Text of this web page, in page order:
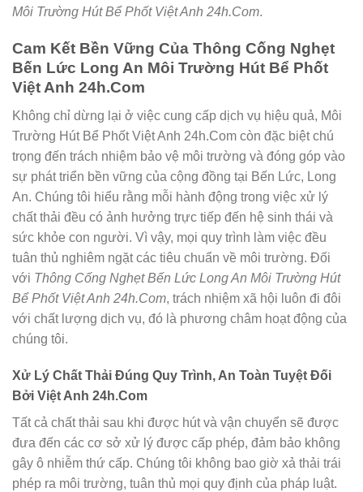
Môi Trường Hút Bể Phốt Việt Anh 24h.Com.
Cam Kết Bền Vững Của Thông Cống Nghẹt
Bến Lức Long An Môi Trường Hút Bể Phốt
Việt Anh 24h.Com
Không chỉ dừng lại ở việc cung cấp dịch vụ hiệu quả, Môi
Trường Hút Bể Phốt Việt Anh 24h.Com còn đặc biệt chú
trọng đến trách nhiệm bảo vệ môi trường và đóng góp vào
sự phát triển bền vững của cộng đồng tại Bến Lức, Long
An. Chúng tôi hiểu rằng mỗi hành động trong việc xử lý
chất thải đều có ảnh hưởng trực tiếp đến hệ sinh thái và
sức khỏe con người. Vì vậy, mọi quy trình làm việc đều
tuân thủ nghiêm ngặt các tiêu chuẩn về môi trường. Đối
với Thông Cống Nghẹt Bến Lức Long An Môi Trường Hút
Bể Phốt Việt Anh 24h.Com, trách nhiệm xã hội luôn đi đôi
với chất lượng dịch vụ, đó là phương châm hoạt động của
chúng tôi.
Xử Lý Chất Thải Đúng Quy Trình, An Toàn Tuyệt Đối
Bởi Việt Anh 24h.Com
Tất cả chất thải sau khi được hút và vận chuyển sẽ được
đưa đến các cơ sở xử lý được cấp phép, đảm bảo không
gây ô nhiễm thứ cấp. Chúng tôi không bao giờ xả thải trái
phép ra môi trường, tuân thủ mọi quy định của pháp luật.